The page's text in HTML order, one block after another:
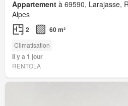
Appartement à 69590, Larajasse,
Alpes
2 60 m²
Climatisation
Il y a 1 jour
RENTOLA